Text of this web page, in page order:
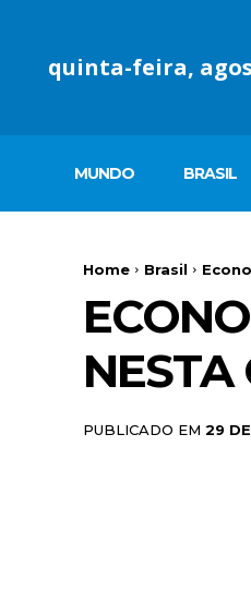
quinta-feira,
MUNDO BRASIL
Home Brasil
NESTA
PUBLICADO EM 29